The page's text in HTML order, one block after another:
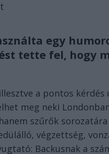
egy
tette fel, hogy
a pontos
meg neki
szűrők
végzettség,
Backusnak a